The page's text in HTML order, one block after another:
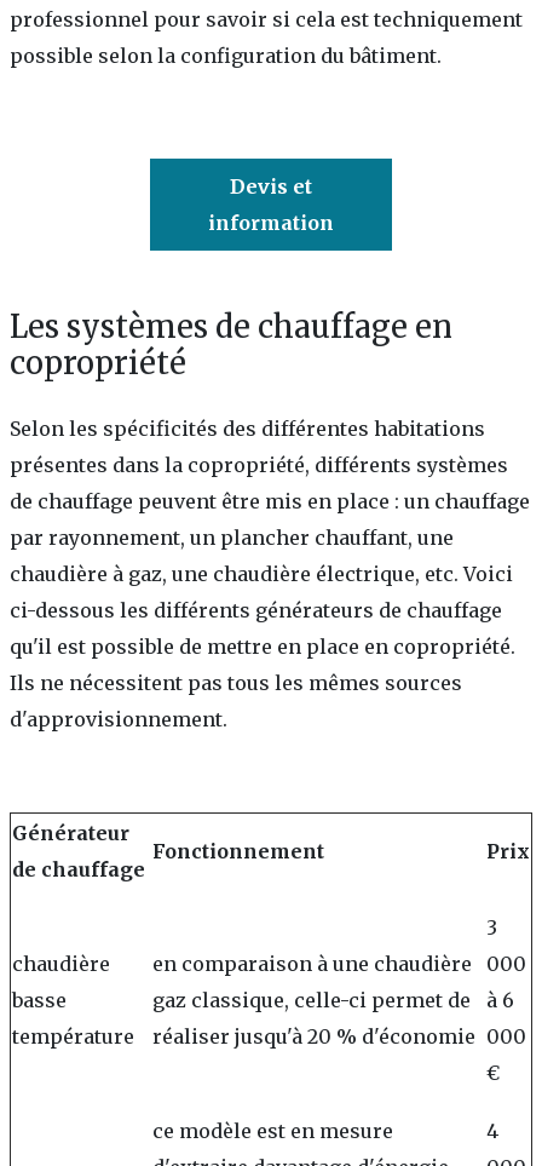
professionnel pour savoir si cela est techniquement
possible selon la configuration du bâtiment.
Devis et
information
Les systèmes de chauffage en
copropriété
Selon les spécificités des différentes habitations
présentes dans la copropriété, différents systèmes
de chauffage peuvent être mis en place : un chauffage
par rayonnement, un plancher chauffant, une
chaudière à gaz, une chaudière électrique, etc. Voici
ci-dessous les différents générateurs de chauffage
qu'il est possible de mettre en place en copropriété.
Ils ne nécessitent pas tous les mêmes sources
d'approvisionnement.
Générateur
de chauffage
Fonctionnement Prix
chaudière
basse
température
en comparaison à une chaudière
gaz classique, celle-ci permet de
réaliser jusqu'à 20 % d'économie
3
000
à 6
000
€
ce modèle est en mesure
4